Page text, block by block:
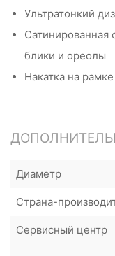
Ультратонкий
блики и ореолы
Накатка на
Диаметр
Страна-
Сервисный центр